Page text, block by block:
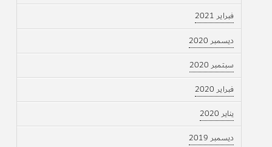
فبراير 2021
ديسمبر 2020
سبتمبر 2020
فبراير 2020
يناير 2020
ديسمبر 2019